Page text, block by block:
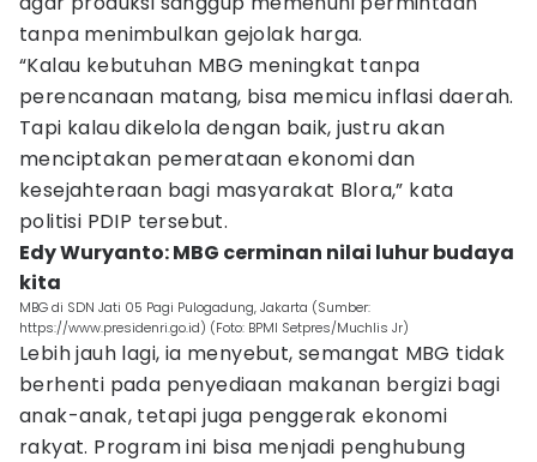
tanpa menimbulkan gejolak harga.
“Kalau kebutuhan MBG meningkat tanpa
perencanaan matang, bisa memicu inflasi daerah.
Tapi kalau dikelola dengan baik, justru akan
menciptakan pemerataan ekonomi dan
kesejahteraan bagi masyarakat Blora,” kata
politisi PDIP tersebut.
Edy Wuryanto: MBG cerminan nilai luhur budaya
kita
MBG di SDN Jati 05 Pagi Pulogadung, Jakarta (Sumber:
https://www.presidenri.go.id) (Foto: BPMI Setpres/Muchlis Jr)
Lebih jauh lagi, ia menyebut, semangat MBG tidak
berhenti pada penyediaan makanan bergizi bagi
anak-anak, tetapi juga penggerak ekonomi
rakyat. Program ini bisa menjadi penghubung